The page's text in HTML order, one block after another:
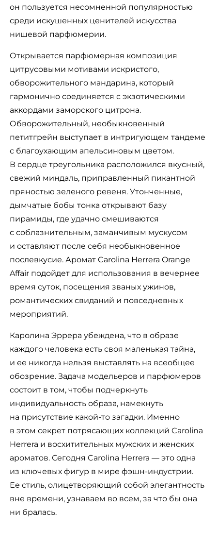
он пользуется несомненной популярностью
среди искушенных ценителей искусства
нишевой парфюмерии.
Открывается парфюмерная композиция
цитрусовыми мотивами искристого,
обворожительного мандарина, который
гармонично соединяется с экзотическими
аккордами заморского цитрона.
Обворожительный, необыкновенный
петитгрейн выступает в интригующем тандеме
с благоухающим апельсиновым цветом.
В сердце треугольника расположился вкусный,
свежий миндаль, приправленный пикантной
пряностью зеленого ревеня. Утонченные,
дымчатые бобы тонка открывают базу
пирамиды, где удачно смешиваются
с соблазнительным, заманчивым мускусом
и оставляют после себя необыкновенное
послевкусие. Аромат Carolina Herrera Orange
Affair подойдет для использования в вечернее
время суток, посещения званых ужинов,
романтических свиданий и повседневных
мероприятий.
Каролина Эррера убеждена, что в образе
каждого человека есть своя маленькая тайна,
и ее никогда нельзя выставлять на всеобщее
обозрение. Задача модельеров и парфюмеров
состоит в том, чтобы подчеркнуть
индивидуальность образа, намекнуть
на присутствие какой-то загадки. Именно
в этом секрет потрясающих коллекций Carolina
Herrera и восхитительных мужских и женских
ароматов. Сегодня Carolina Herrera — это одна
из ключевых фигур в мире фэшн-индустрии.
Ее стиль, олицетворяющий собой элегантность
вне времени, узнаваем во всем, за что бы она
ни бралась.